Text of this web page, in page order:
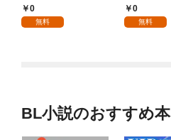
【分冊版】 1話
0
無料
0
無料
BL小説のおすすめ本